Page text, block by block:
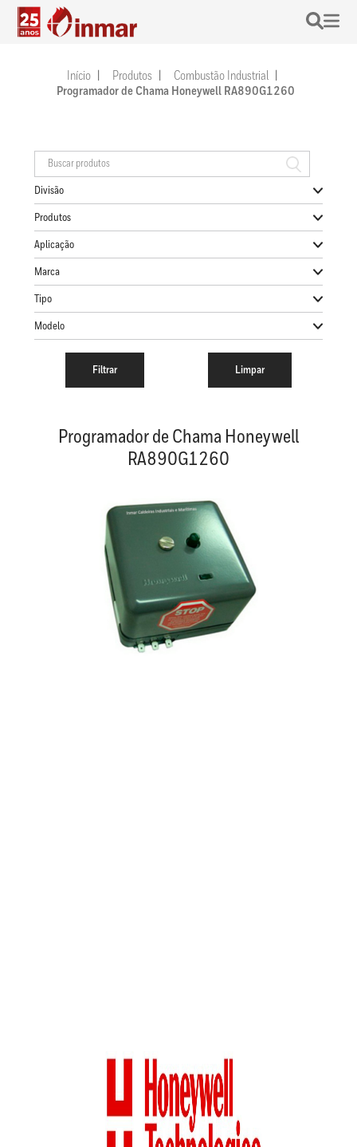
Início Produtos
Combustão Industrial
Programador de Chama Honeywell RA890G1260
Divisão
Produtos
Aplicação
Marca
Tipo
Modelo
Programador de Chama Honeywell
RA890G1260